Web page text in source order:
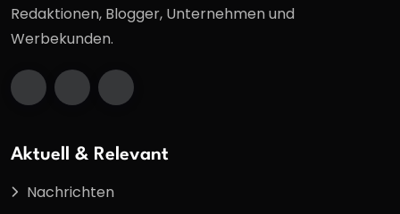
Redaktionen, Blogger, Unternehmen und
Werbekunden.
Aktuell & Relevant
Nachrichten